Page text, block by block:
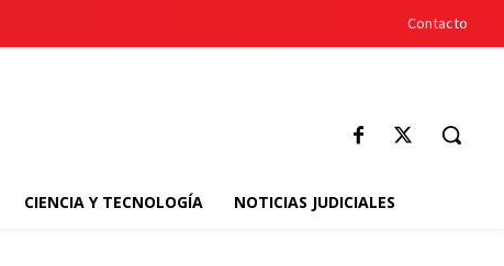
Contacto
CIENCIA Y TECNOLOGÍA NOTICIAS JUDICIALES